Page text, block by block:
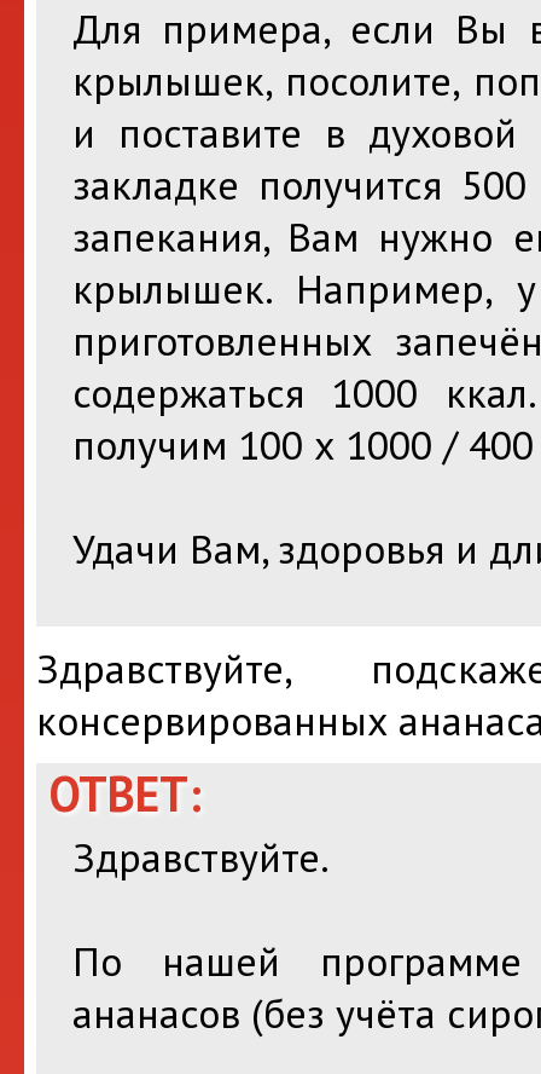
Для примера, если Вы
крылышек, посолите,
и поставите в
закладке получится
запекания, Вам нужно
крылышек. Например,
приготовленных
содержаться 1000
получим 100 х 1000 /
Удачи Вам, здоровья и
Здравствуйте,
консервированных
ОТВЕТ:
Здравствуйте.
По нашей
ананасов (без учёта